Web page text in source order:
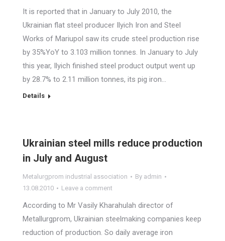
It is reported that in January to July 2010, the
Ukrainian flat steel producer Ilyich Iron and Steel
Works of Mariupol saw its crude steel production rise
by 35%YoY to 3.103 million tonnes. In January to July
this year, Ilyich finished steel product output went up
by 28.7% to 2.11 million tonnes, its pig iron…
Details
Ukrainian steel mills reduce production
in July and August
Metalurgprom industrial association By admin
13.08.2010
Leave a comment
According to Mr Vasily Kharahulah director of
Metallurgprom, Ukrainian steelmaking companies keep
reduction of production. So daily average iron